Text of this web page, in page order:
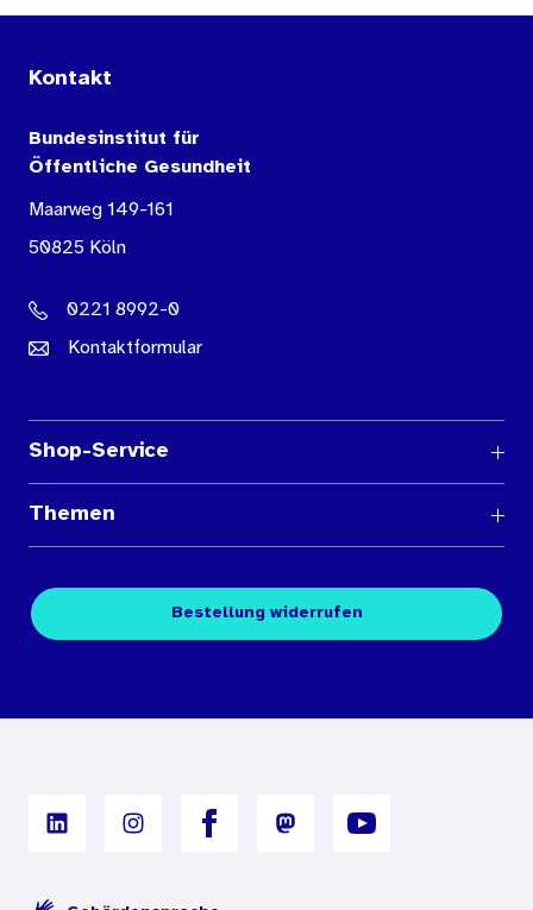
Kontakt
Bundesinstitut für
Öffentliche Gesundheit
Maarweg 149-161
50825 Köln
0221 8992-0
Kontaktformular
Shop-Service
Medienübersichten
Kontakt
Themen
Fachpublikationen
Digitales Archiv
Bestellung widerrufen